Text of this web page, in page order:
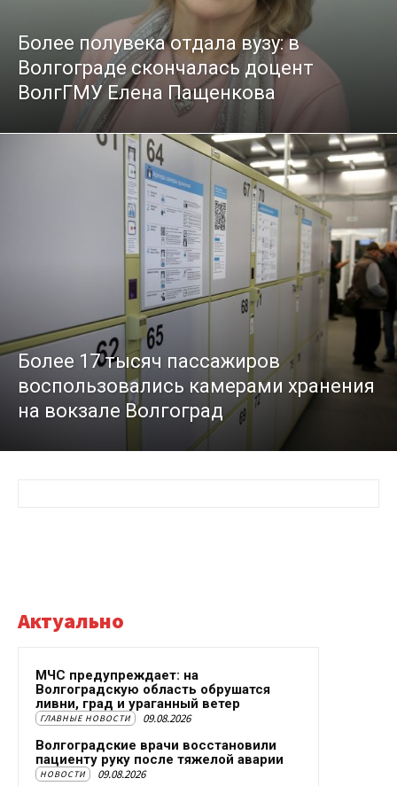
Более полувека отдала вузу: в
Волгограде скончалась доцент
ВолгГМУ Елена Пащенкова
Более 17 тысяч пассажиров
воспользовались камерами хранения
на вокзале Волгоград
Актуально
МЧС предупреждает: на
Волгоградскую область обрушатся
ливни, град и ураганный ветер
ГЛАВНЫЕ НОВОСТИ 09.08.2026
Волгоградские врачи восстановили
пациенту руку после тяжелой аварии
НОВОСТИ 09.08.2026